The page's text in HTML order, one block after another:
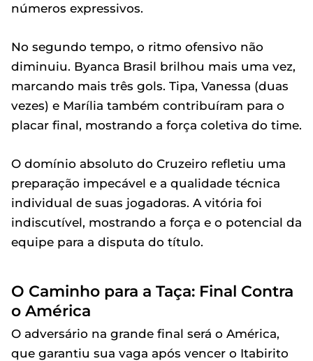
números expressivos.
No segundo tempo, o ritmo ofensivo não
diminuiu. Byanca Brasil brilhou mais uma vez,
marcando mais três gols. Tipa, Vanessa (duas
vezes) e Marília também contribuíram para o
placar final, mostrando a força coletiva do time.
O domínio absoluto do Cruzeiro refletiu uma
preparação impecável e a qualidade técnica
individual de suas jogadoras. A vitória foi
indiscutível, mostrando a força e o potencial da
equipe para a disputa do título.
O Caminho para a Taça: Final Contra
o América
O adversário na grande final será o América,
que garantiu sua vaga após vencer o Itabirito